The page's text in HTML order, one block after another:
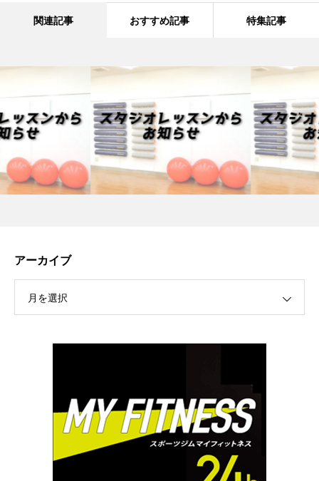
関連記事 おすすめ記事 特集記事
アーカイブ
月を選択